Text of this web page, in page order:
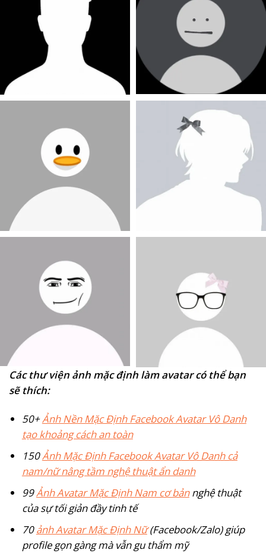
Các thư viện ảnh mặc định làm avatar có thể bạn
sẽ thích:
50+Ảnh Nền Mặc Định Facebook Avatar Vô Danh
tạo khoảng cách an toàn
150Ảnh Mặc Định Facebook Avatar Vô Danh cả
nam/nữ nâng tầm nghệ thuật ẩn danh
99Ảnh Avatar Mặc Định Nam cơ bảnnghệ thuật
của sự tối giản đầy tinh tế
70ảnh Avatar Mặc Định Nữ(Facebook/Zalo) giúp
profile gọn gàng mà vẫn gu thẩm mỹ